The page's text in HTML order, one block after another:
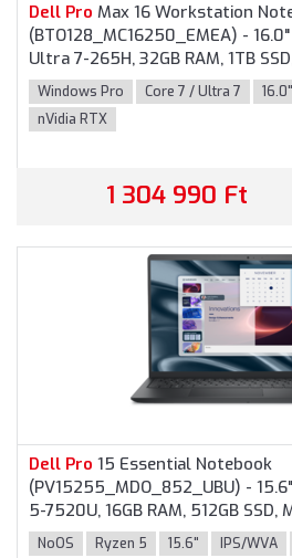
Dell Pro Max 16 Workstation
(BTO128_MC16250_EMEA) -
Ultra 7-265H, 32GB RAM, 1TB
Blackwell 8GB, Magyar
Professional, 3 év garancia,
Windows Pro Core 7 / Ultra 7 16.0"
nVidia RTX
1 304 990 Ft
Dell Pro 15 Essential Notebook
(PV15255_MDO_852_UBU) -
5-7520U, 16GB RAM, 512GB
Operációs rendszer nélkül, 3 év
NoOS Ryzen 5 15.6" IPS/WVA